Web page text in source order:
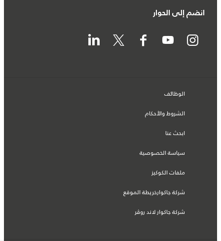
انضم إلى الحوار
الوظائف
الشروط والأحكام
ابحث عنا
سياسة الخصوصية
ملفات الكوكيز
شركة جاكوارخريطة الموقع
شركة جاكوار لاند روڤر